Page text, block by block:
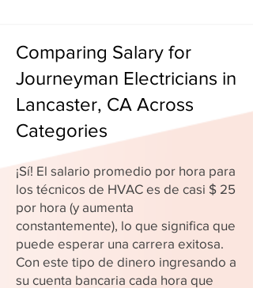
Comparing Salary for
Journeyman Electricians in
Lancaster, CA Across
Categories
¡Sí! El salario promedio por hora para
los técnicos de HVAC es de casi $ 25
por hora (y aumenta
constantemente), lo que significa que
puede esperar una carrera exitosa.
Con este tipo de dinero ingresando a
su cuenta bancaria cada hora que